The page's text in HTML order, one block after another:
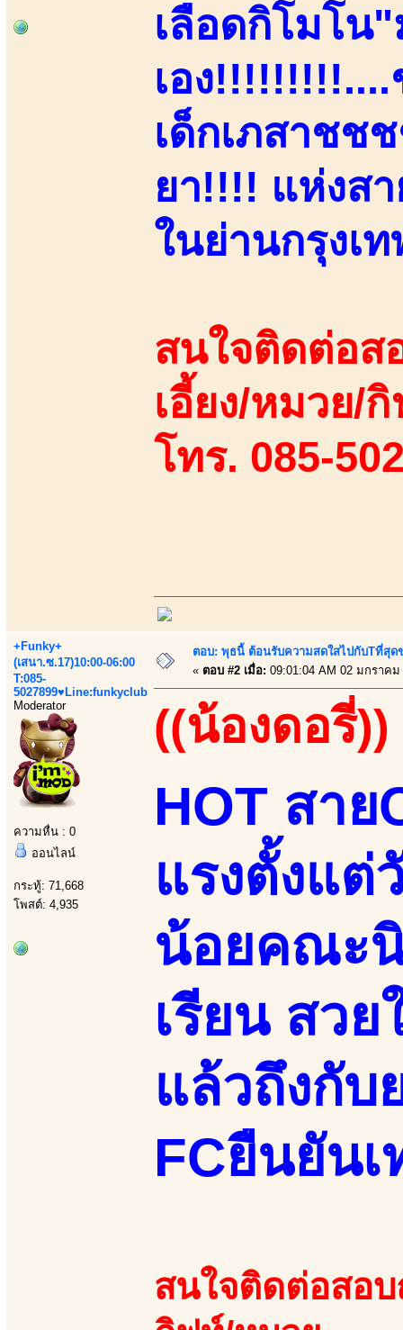
เลือดกิโมโน"
เอง!!!!!!!!!....
เด็กเภสาชช
ยา!!!! แห่งส
ในย่านกรุงเ
สนใจติดต่อส
เอี้ยง/หมวย/
โทร. 085-
+Funky+
(เสนา.ซ.17)10:00-06:00
T:085-
5027899♥Line:funkyclub
Moderator
ความหื่น : 0
ออนไลน์
กระทู้: 71,668
โพสต์: 4,935
ตอบ: พุธนี้ ต้อนรับความสดใสไปกับTที่สุด
« ตอบ #2 เมื่อ: 09:01:04 AM 02 มกราคม
((น้องดอรี่))
HOT สาย
แรงตั้งแต่
น้อยคณะ
เรียน สว
แล้วถึงกับ
FCยืนยัน
สนใจติดต่อสอบ